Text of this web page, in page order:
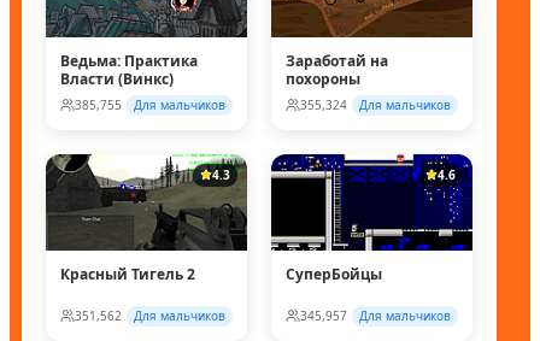
Ведьма: Практика
Власти (Винкс)
385,755 Для мальчиков
Заработай на
похороны
355,324 Для мальчиков
4.3
Красный Тигель 2
351,562 Для мальчиков
4.6
СуперБойцы
345,957 Для мальчиков